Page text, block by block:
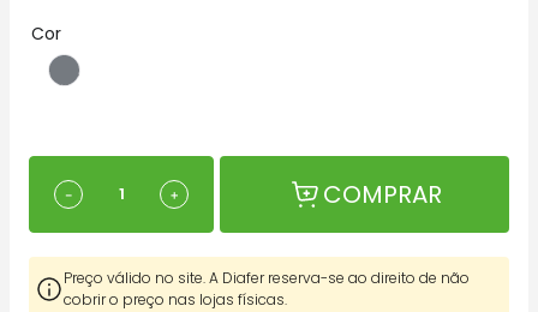
Cor
＋
－ COMPRAR
Preço válido no site. A Diafer reserva-se ao direito de não
cobrir o preço nas lojas físicas.